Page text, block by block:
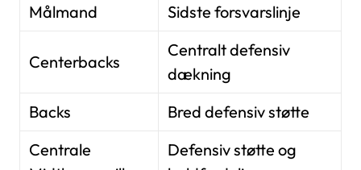
Målmand
Sidste forsvarslinje
Centerbacks
Centralt defensiv
dækning
Backs
Bred defensiv støtte
Centrale
Defensiv støtte og